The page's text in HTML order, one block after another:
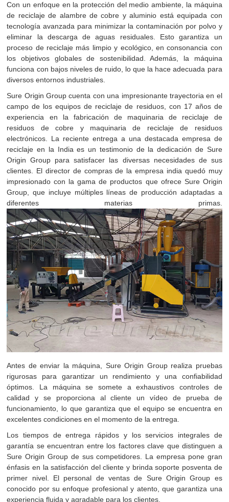
Con un enfoque en la protección del medio ambiente, la máquina
de reciclaje de alambre de cobre y aluminio está equipada con
tecnología avanzada para minimizar la contaminación por polvo y
eliminar la descarga de aguas residuales. Esto garantiza un
proceso de reciclaje más limpio y ecológico, en consonancia con
los objetivos globales de sostenibilidad. Además, la máquina
funciona con bajos niveles de ruido, lo que la hace adecuada para
diversos entornos industriales.
Sure Origin Group cuenta con una impresionante trayectoria en el
campo de los equipos de reciclaje de residuos, con 17 años de
experiencia en la fabricación de maquinaria de reciclaje de
residuos de cobre y maquinaria de reciclaje de residuos
electrónicos. La reciente entrega a una destacada empresa de
reciclaje en la India es un testimonio de la dedicación de Sure
Origin Group para satisfacer las diversas necesidades de sus
clientes. El director de compras de la empresa india quedó muy
impresionado con la gama de productos que ofrece Sure Origin
Group, que incluye múltiples líneas de producción adaptadas a
diferentes materias primas.
Antes de enviar la máquina, Sure Origin Group realiza pruebas
rigurosas para garantizar un rendimiento y una confiabilidad
óptimos. La máquina se somete a exhaustivos controles de
calidad y se proporciona al cliente un vídeo de prueba de
funcionamiento, lo que garantiza que el equipo se encuentra en
excelentes condiciones en el momento de la entrega.
Los tiempos de entrega rápidos y los servicios integrales de
garantía se encuentran entre los factores clave que distinguen a
Sure Origin Group de sus competidores. La empresa pone gran
énfasis en la satisfacción del cliente y brinda soporte posventa de
primer nivel. El personal de ventas de Sure Origin Group es
conocido por su enfoque profesional y atento, que garantiza una
experiencia fluida y agradable para los clientes.